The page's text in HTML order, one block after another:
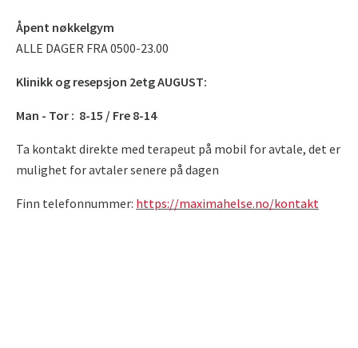
Åpent nøkkelgym
ALLE DAGER FRA 0500-23.00
Klinikk og resepsjon 2etg AUGUST:
Man - Tor : 8-15 / Fre 8-14
Ta kontakt direkte med terapeut på mobil for avtale, det er
mulighet for avtaler senere på dagen
Finn telefonnummer: https://maximahelse.no/kontakt